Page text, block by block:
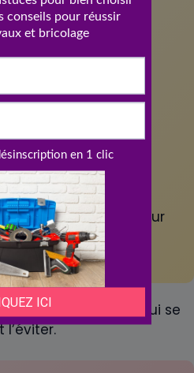
Coût matière
60-100 %
supérieur au
Fragilité aux
écaillages
Chevilles
spéciales
obligatoires
Enduit extérieur
obligatoire
chez ceux qui se